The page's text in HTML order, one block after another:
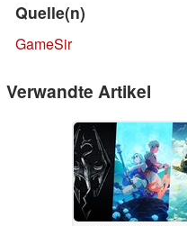
Quelle(n)
GameSir
Verwandte Artikel